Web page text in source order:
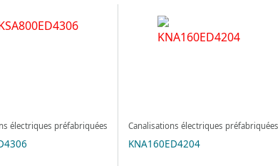
électriques préfabriquées Canalisations électriques préfabriquées
KNA160ED4204